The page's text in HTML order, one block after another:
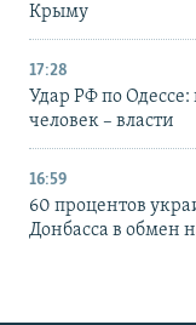
Крыму
17:28
Удар РФ по
человек – власти
16:59
60 процентов
Донбасса в обмен